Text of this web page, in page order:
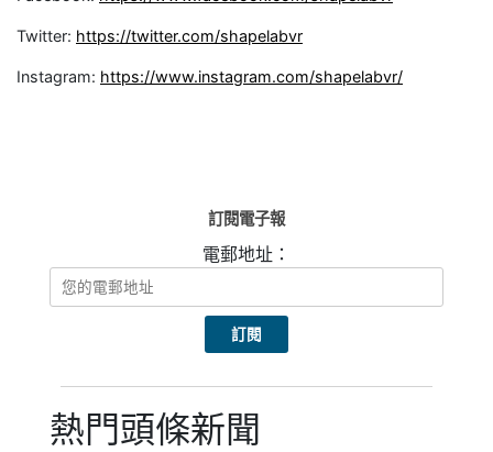
Twitter: https://twitter.com/shapelabvr
Instagram: https://www.instagram.com/shapelabvr/
訂閱電子報
電郵地址：
熱門頭條新聞